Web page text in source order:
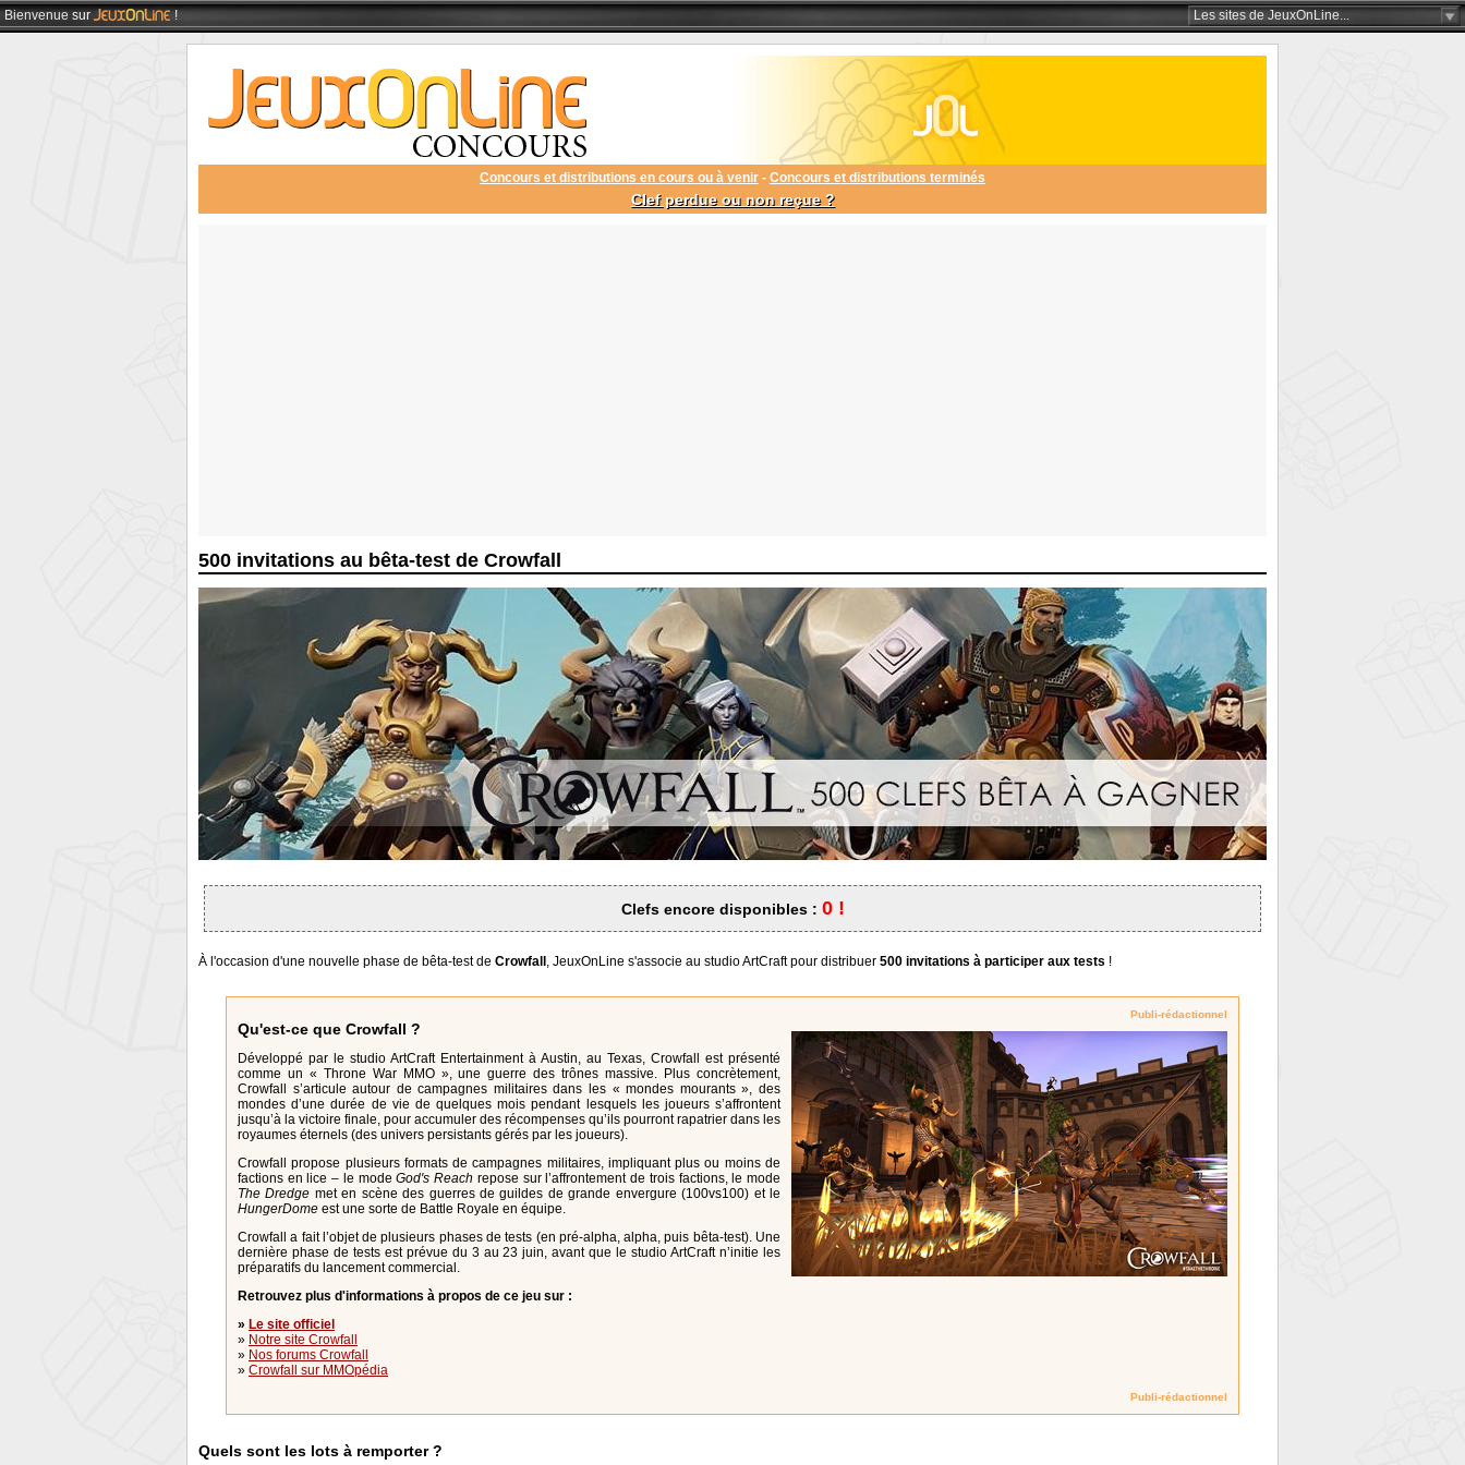
Bienvenue sur ! Les sites de JeuxOnLine...
Concours et distributions en cours ou à venir - Concours et distributions terminés
Clef perdue ou non reçue ?
500 invitations au bêta-test de Crowfall
Clefs encore disponibles : 0 !
À l'occasion d'une nouvelle phase de bêta-test de Crowfall , JeuxOnLine s'associe au studio ArtCraft pour distribuer 500 invitations à participer aux tests !
Publi-rédactionnel
Qu'est-ce que Crowfall ?
Développé par le studio ArtCraft Entertainment à Austin, au Texas, Crowfall est présenté
comme un « Throne War MMO », une guerre des trônes massive. Plus concrètement,
Crowfall s’articule autour de campagnes militaires dans les « mondes mourants », des
mondes d’une durée de vie de quelques mois pendant lesquels les joueurs s’affrontent
jusqu’à la victoire finale, pour accumuler des récompenses qu’ils pourront rapatrier dans les
royaumes éternels (des univers persistants gérés par les joueurs).
Crowfall propose plusieurs formats de campagnes militaires, impliquant plus ou moins de
factions en lice – le modeGod's Reach repose sur l’affrontement de trois factions, le mode
The Dredge met en scène des guerres de guildes de grande envergure (100vs100) et le
HungerDome est une sorte de Battle Royale en équipe.
Crowfall a fait l’objet de plusieurs phases de tests (en pré-alpha, alpha, puis bêta-test). Une
dernière phase de tests est prévue du 3 au 23 juin, avant que le studio ArtCraft n’initie les
préparatifs du lancement commercial.
Retrouvez plus d'informations à propos de ce jeu sur :
» Le site officiel
» Notre site Crowfall
» Nos forums Crowfall
» Crowfall sur MMOpédia
Publi-rédactionnel
Quels sont les lots à remporter ?